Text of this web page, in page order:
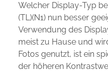
Welcher Display-Typ
(TL)(N1) nun besser
Verwendung des
meist zu Hause und
Fotos genutzt, ist ein
der höheren